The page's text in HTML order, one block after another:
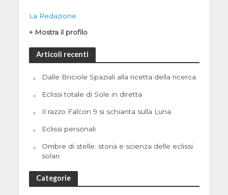
La Redazione
+ Mostra il profilo
Articoli recenti
Dalle Briciole Spaziali alla ricetta della ricerca
Eclissi totale di Sole in diretta
Il razzo Falcon 9 si schianta sulla Luna
Eclissi personali
Ombre di stelle: storia e scienza delle eclissi
solari
Categorie